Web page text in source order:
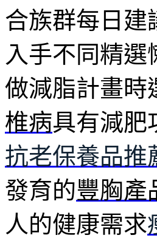
合族群每日建
入手不同精
做減脂計畫時
椎病具有減肥
抗老保養品推
發育的豐胸產
人的健康需求